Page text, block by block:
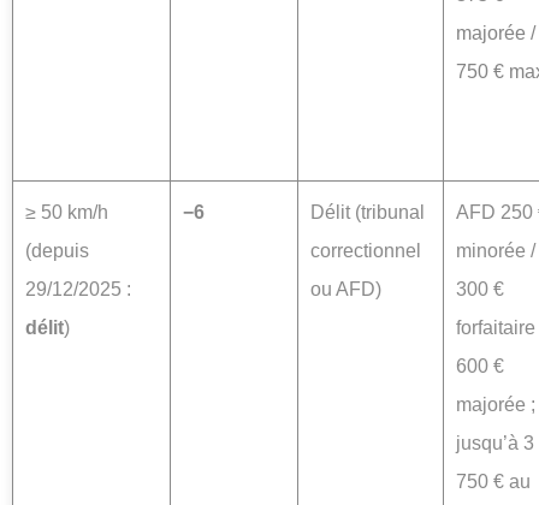
majorée /
750 €
≥ 50 km/h
(depuis
29/12/2025 :
délit)
−6
Délit (tribunal
correctionnel
ou AFD)
AFD 250
minorée /
300 €
forfaitaire
600 €
majorée ;
jusqu’à 3
750 € au